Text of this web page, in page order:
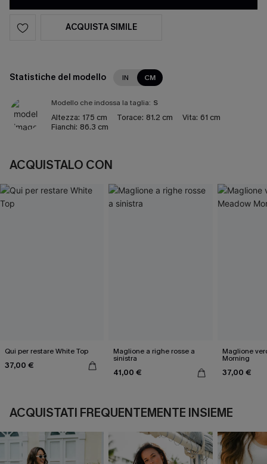
ACQUISTA SIMILE
Statistiche del modello IN CM
Modello che indossa la taglia: S
Altezza: 175 cm Torace: 81.2 cm Vita: 61 cm
Fianchi: 86.3 cm
ACQUISTALO CON
Qui per restare White Top
37,00 €
Maglione a righe rosse a
sinistra
41,00 €
Maglione
Morning
37,00 €
ACQUISTATI FREQUENTEMENTE INSIEME